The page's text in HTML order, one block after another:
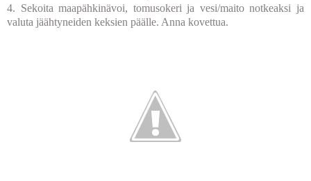
4. Sekoita maapähkinävoi, tomusokeri ja vesi/maito notkeaksi ja
valuta jäähtyneiden keksien päälle. Anna kovettua.